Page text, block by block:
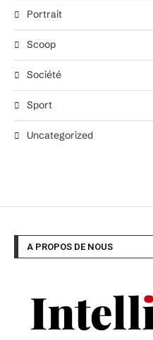
Portrait
Scoop
Société
Sport
Uncategorized
A PROPOS DE NOUS